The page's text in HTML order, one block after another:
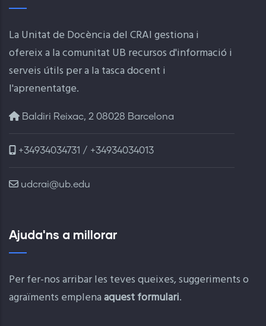
La Unitat de Docència del CRAI gestiona i
ofereix a la comunitat UB recursos d'informació i
serveis útils per a la tasca docent i
l'aprenentatge.
Baldiri Reixac, 2 08028 Barcelona
+34934034731 / +34934034013
udcrai@ub.edu
Ajuda'ns a millorar
Per fer-nos arribar les teves queixes, suggeriments o
agraïments emplenaaquest formulari.